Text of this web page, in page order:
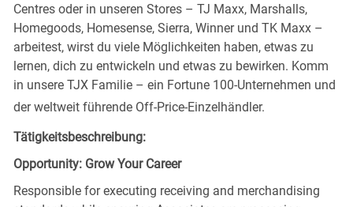
Centres oder in unseren Stores – TJ Maxx, Marshalls,
Homegoods, Homesense, Sierra, Winner und TK Maxx –
arbeitest, wirst du viele Möglichkeiten haben, etwas zu
lernen, dich zu entwickeln und etwas zu bewirken. Komm
in unsere TJX Familie – ein Fortune 100-Unternehmen und
der weltweit führende Off-Price-Einzelhändler.
Tätigkeitsbeschreibung:
Opportunity: Grow Your Career
Responsible for executing receiving and merchandising